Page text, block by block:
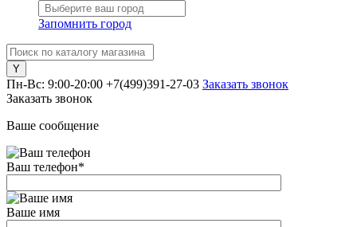
Запомнить город
Пн-Вс: 9:00-20:00 +7(499)391-27-03 Заказать звонок
Заказать звонок
Ваше сообщение
Ваш телефон*
Ваше имя